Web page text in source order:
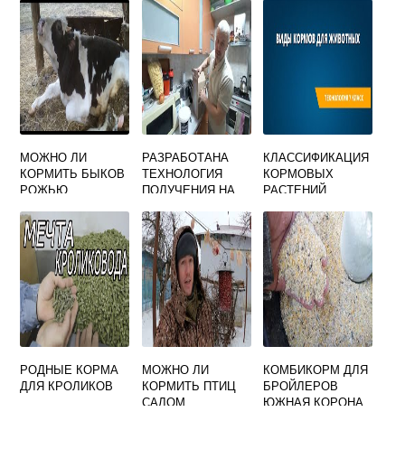
ПИЩЕВОГО
КОРМОВОГО И
ПРЯДИЛЬНОГО
СЫРЬЯ
МОЖНО ЛИ
КОРМИТЬ БЫКОВ
РОЖЬЮ
РАЗРАБОТАНА
ТЕХНОЛОГИЯ
ПОЛУЧЕНИЯ НА
СЫВОРОТОЧНОГО
КОНЦЕНТРАТА
ССК ДЛЯ
КОРМОВЫХ
ЦЕЛЕЙ
КЛАССИФИКАЦИЯ
КОРМОВЫХ
РАСТЕНИЙ
РОДНЫЕ КОРМА
ДЛЯ КРОЛИКОВ
МОЖНО ЛИ
КОРМИТЬ ПТИЦ
САЛОМ
КОМБИКОРМ ДЛЯ
БРОЙЛЕРОВ
ЮЖНАЯ КОРОНА